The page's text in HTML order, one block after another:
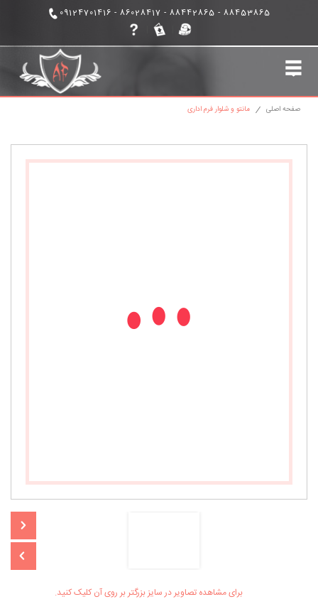
88453865 - 88442865 - 86028417 - 09124701416
لباس فرم اداری
صفحه اصلی
مانتو و شلوار فرم اداری
برای مشاهده تصاویر در سایز بزرگتر بر روی آن کلیک کنید.